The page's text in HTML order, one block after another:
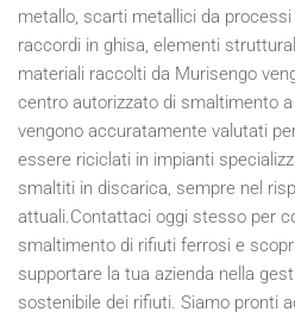
metallo, scarti metallici da
raccordi in ghisa, elementi
materiali raccolti da Murisengo
centro autorizzato di smaltimento
vengono accuratamente valutati
essere riciclati in impianti
smaltiti in discarica, sempre nel
attuali.Contattaci oggi stesso per
smaltimento di rifiuti ferrosi e
supportare la tua azienda nella
sostenibile dei rifiuti. Siamo pronti